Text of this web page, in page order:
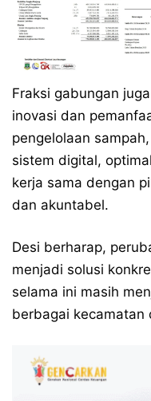
Fraksi gabungan
inovasi dan
pengelolaan
sistem digital,
kerja sama dengan
dan akuntabel.
Desi berharap,
menjadi solusi
selama ini masih
berbagai kecamatan